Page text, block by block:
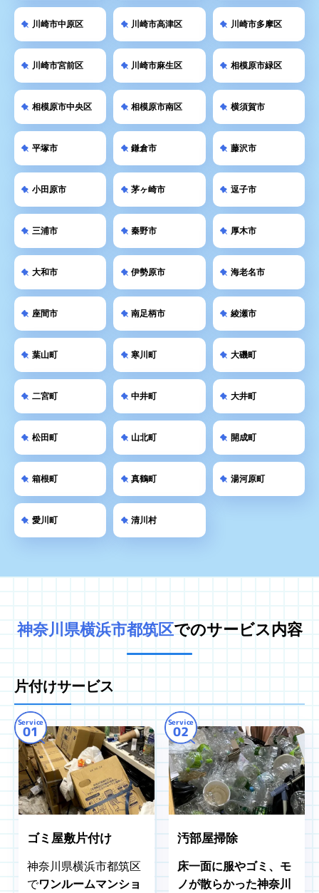
川崎市中原区 川崎市高津区 川崎市多摩区
川崎市宮前区 川崎市麻生区 相模原市緑区
相模原市中央区 相模原市南区 横須賀市
平塚市 鎌倉市 藤沢市
小田原市 茅ヶ崎市 逗子市
三浦市 秦野市 厚木市
大和市 伊勢原市 海老名市
座間市 南足柄市 綾瀬市
葉山町 寒川町 大磯町
二宮町 中井町 大井町
松田町 山北町 開成町
箱根町 真鶴町 湯河原町
愛川町 清川村
神奈川県横浜市都筑区でのサービス内容
片付けサービス
Service
01
ゴミ屋敷片付け
神奈川県横浜市都筑区
でワンルームマンショ
Service
02
汚部屋掃除
床一面に服やゴミ、モ
ノが散らかった神奈川